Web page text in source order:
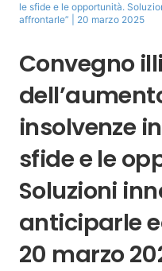
le sfide e le opportunità.
affrontarle” | 20 marzo 2025
Convegno
insolvenze
sfide e le
Soluzioni
anticiparle
20 marzo